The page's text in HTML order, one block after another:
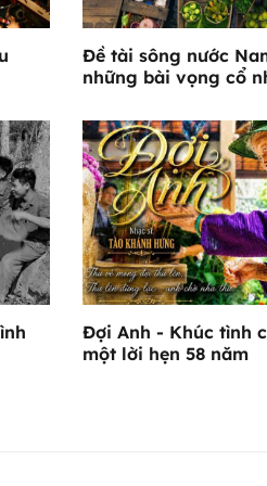
Đề tài sông nước
những bài vọng cổ
Đợi Anh - Khúc tình
một lời hẹn 58 năm